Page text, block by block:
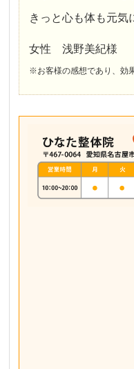
きっと心も体も元気
女性 浅野美紀様
※お客様の感想であり、効